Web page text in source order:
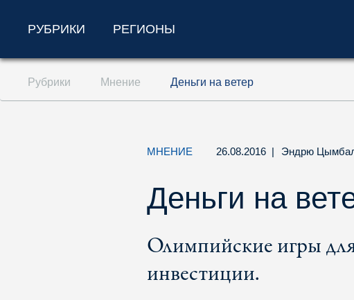
Перейти к содержанию (ключ доступа '1')
Перейти к поиску (ключ доступа '2')
РУБРИКИ РЕГИОНЫ
Рубрики Мнение Деньги на ветер
МНЕНИЕ 26.08.2016 | Эндрю
Деньги на
Олимпийские игры
инвестиции.